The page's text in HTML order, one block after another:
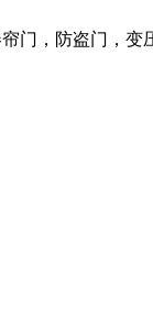
门，防盗门，变